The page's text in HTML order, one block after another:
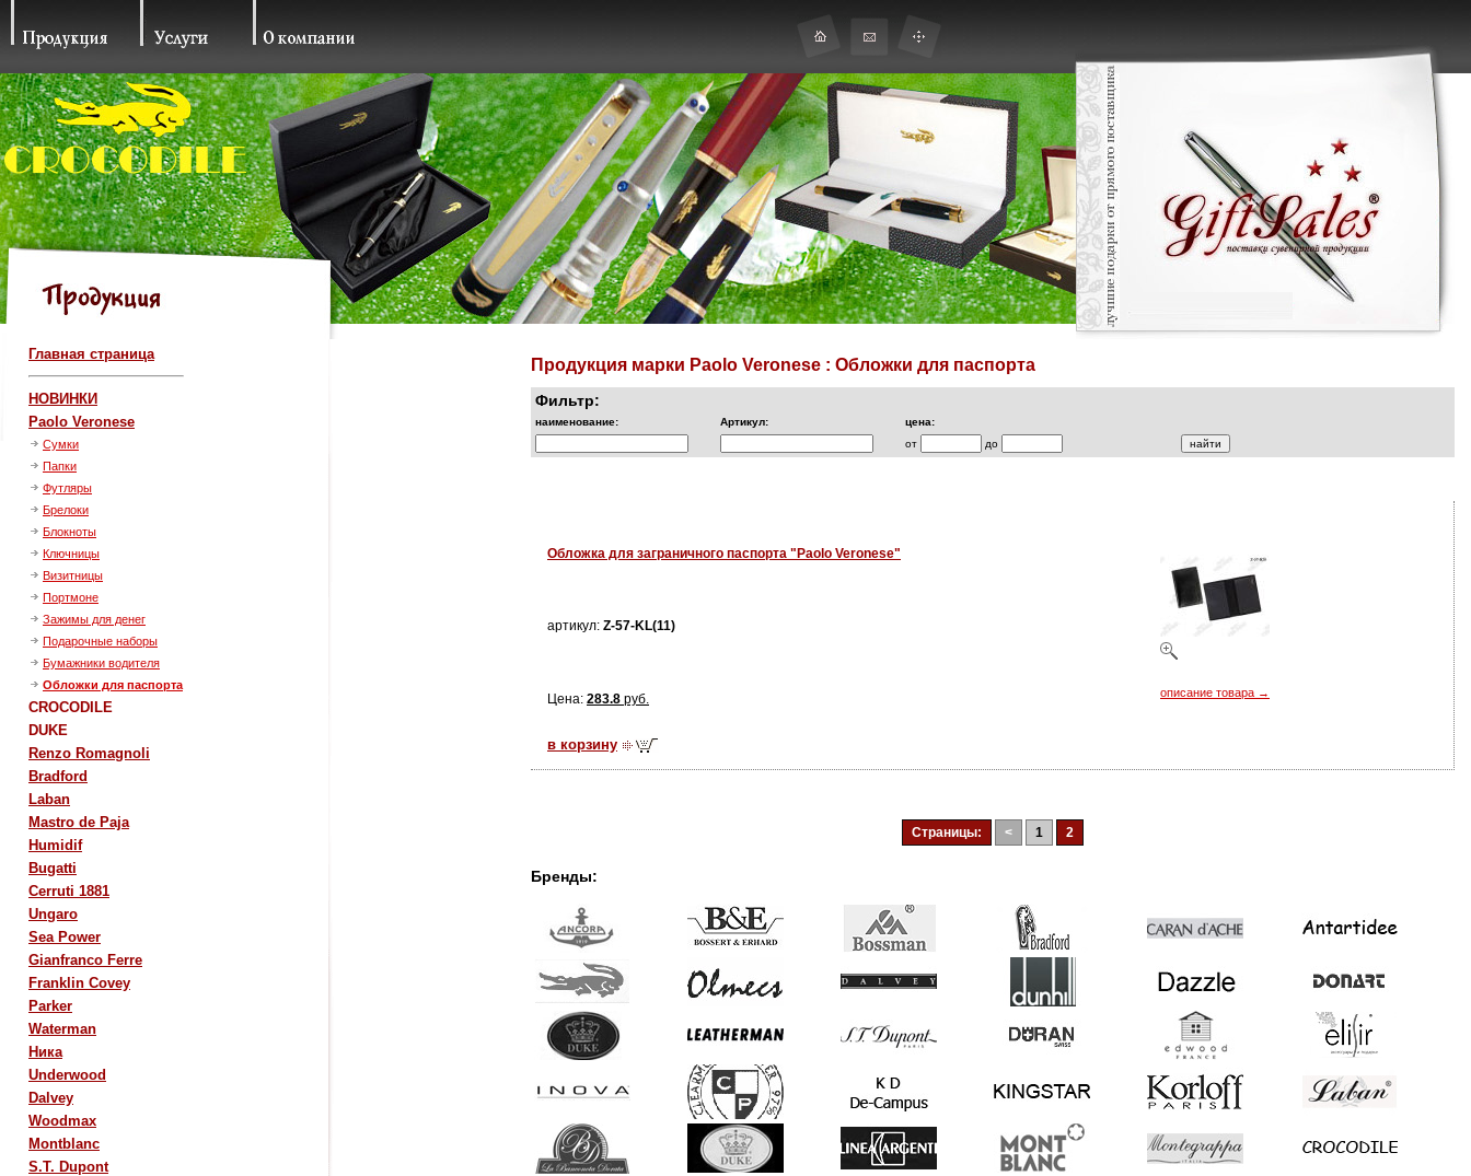
Главная страница
НОВИНКИ
Paolo Veronese
Сумки
Папки
Футляры
Брелоки
Блокноты
Ключницы
Визитницы
Портмоне
Зажимы для денег
Подарочные наборы
Бумажники водителя
Обложки для паспорта
CROCODILE
DUKE
Renzo Romagnoli
Bradford
Laban
Mastro de Paja
Humidif
Bugatti
Cerruti 1881
Ungaro
Sea Power
Gianfranco Ferre
Franklin Covey
Parker
Waterman
Ника
Underwood
Dalvey
Woodmax
Montblanc
S.T. Dupont
Продукция марки Paolo Veronese : Обложки для паспорта
Фильтр:
наименование: Артикул:
цена:
от
до
Обложка для заграничного паспорта "Paolo Veronese"
описание товара →
артикул: Z-57-KL(11)
Цена: 283.8 руб.
в корзину
Страницы: < 1 2
Бренды: